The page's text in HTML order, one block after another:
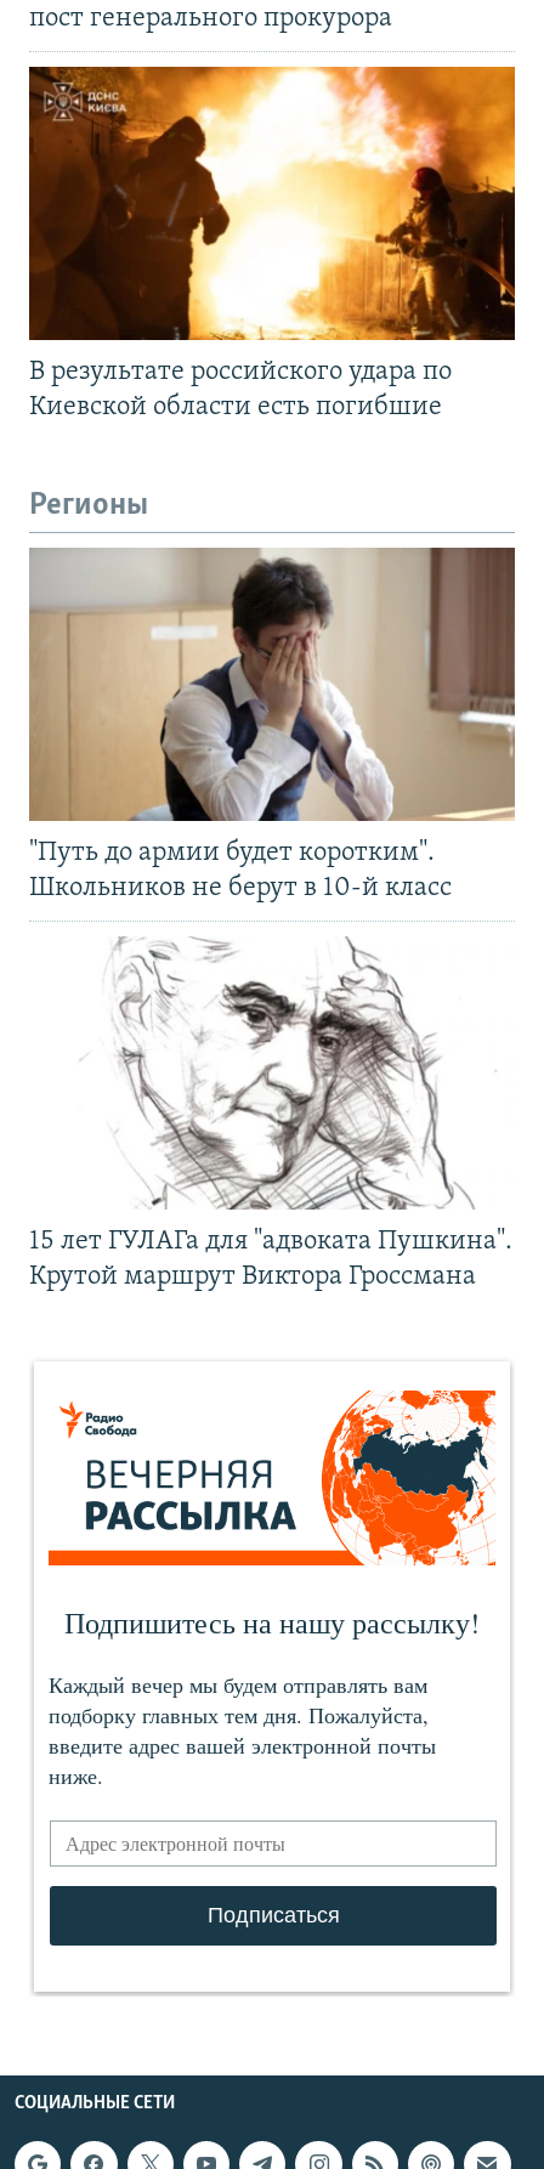
пост генерального прокурора
В результате российского удара по
Киевской области есть погибшие
Регионы
"Путь до армии будет коротким".
Школьников не берут в 10-й класс
15 лет ГУЛАГа для "адвоката Пушкина".
Крутой маршрут Виктора Гроссмана
СОЦИАЛЬНЫЕ СЕТИ